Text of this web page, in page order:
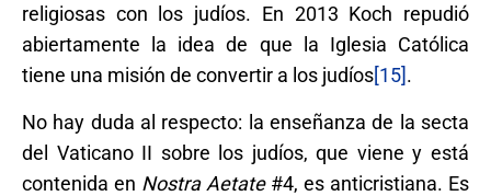
religiosas con los judíos. En 2013 Koch repudió
abiertamente la idea de que la Iglesia Católica
tiene una misión de convertir a los judíos[15].
No hay duda al respecto: la enseñanza de la secta
del Vaticano II sobre los judíos, que viene y está
contenida en Nostra Aetate#4, es anticristiana. Es